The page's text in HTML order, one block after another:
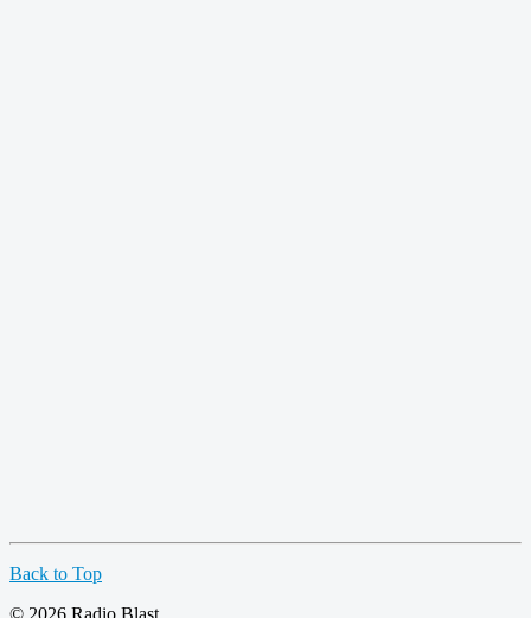
Back to Top
© 2026 Radio Blast